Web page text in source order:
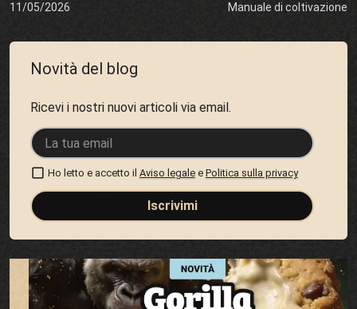
11/05/2026 Manuale di coltivazione
Novità del blog
Ricevi i nostri nuovi articoli via email.
Ho letto e accetto il Aviso legalee Politica sulla privacy
Iscrivimi